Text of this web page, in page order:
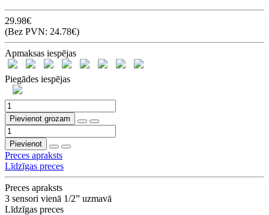
29.98€
(Bez PVN: 24.78€)
Apmaksas iespējas
Piegādes iespējas
Pievienot grozam
Pievienot
Preces apraksts
Līdzīgas preces
Preces apraksts
3 sensori vienā 1/2” uzmavā
Līdzīgas preces